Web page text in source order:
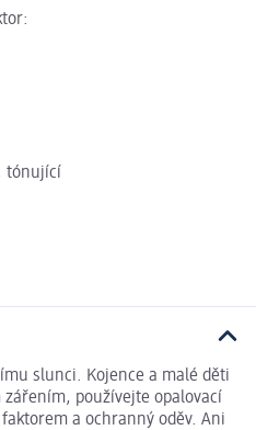
tónující
slunci. Kojence a malé děti
používejte opalovací
a ochranný oděv. Ani